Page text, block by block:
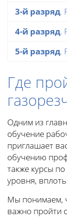
3-й разряд.
4-й разряд.
5-й разряд.
Где
Одним из
обучение
приглашает
обучению
также курсы
уровня,
Мы понимаем,
важно пройти